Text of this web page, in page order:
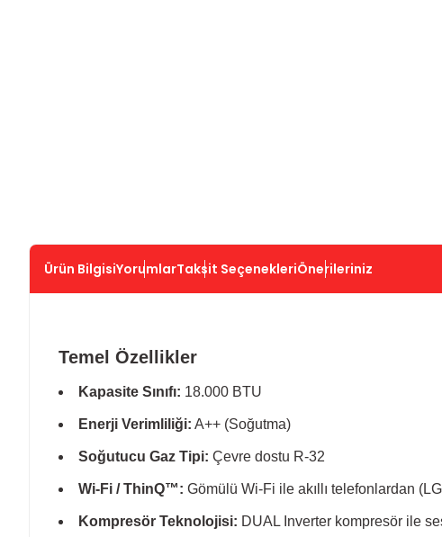
Ürün BilgisiYorumlarTaksit SeçenekleriÖnerileriniz
Temel Özellikler
Kapasite Sınıfı: 18.000 BTU
Enerji Verimliliği: A++ (Soğutma)
Soğutucu Gaz Tipi: Çevre dostu R-32
Wi-Fi / ThinQ™: Gömülü Wi-Fi ile akıllı telefonlardan
Kompresör Teknolojisi: DUAL Inverter kompresör ile